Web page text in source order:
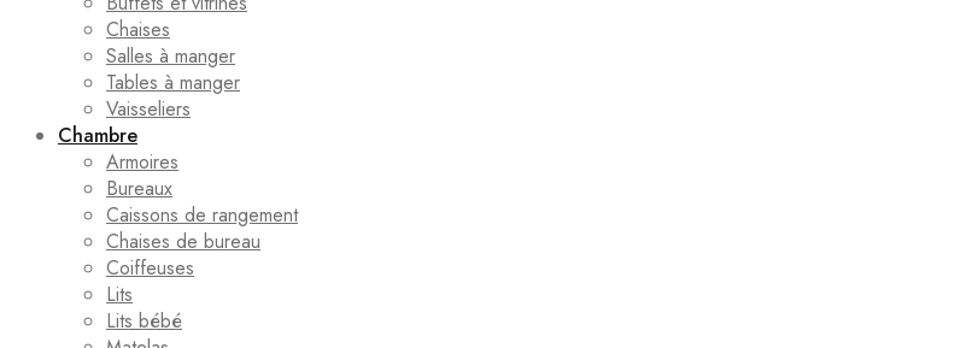
Chaises
Salles à manger
Tables à manger
Vaisseliers
Chambre
Armoires
Bureaux
Caissons de rangement
Chaises de bureau
Coiffeuses
Lits
Lits bébé